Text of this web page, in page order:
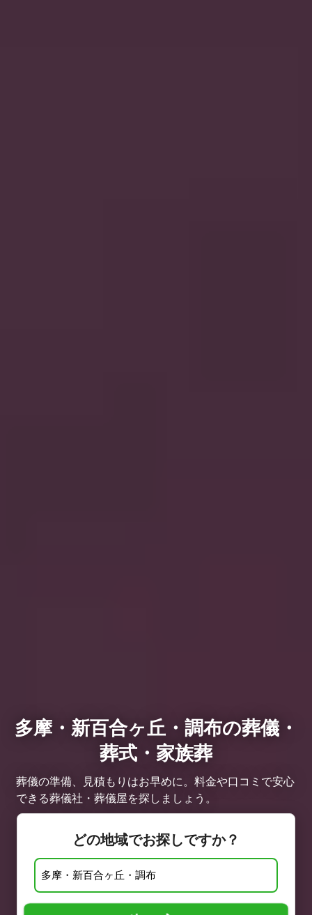
多摩・新百合ヶ丘・調布の葬儀・
葬式・家族葬
葬儀の準備、見積もりはお早めに。料金や口コミで安心
できる葬儀社・葬儀屋を探しましょう。
どの地域でお探しですか？